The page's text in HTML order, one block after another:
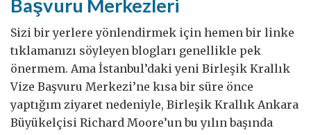
Başvuru Merkezleri
Sizi bir yerlere yönlendirmek için hemen bir linke
tıklamanızı söyleyen blogları genellikle pek
önermem. Ama İstanbul’daki yeni Birleşik Krallık
Vize Başvuru Merkezi’ne kısa bir süre önce
yaptığım ziyaret nedeniyle, Birleşik Krallık Ankara
Büyükelçisi Richard Moore’un bu yılın başında